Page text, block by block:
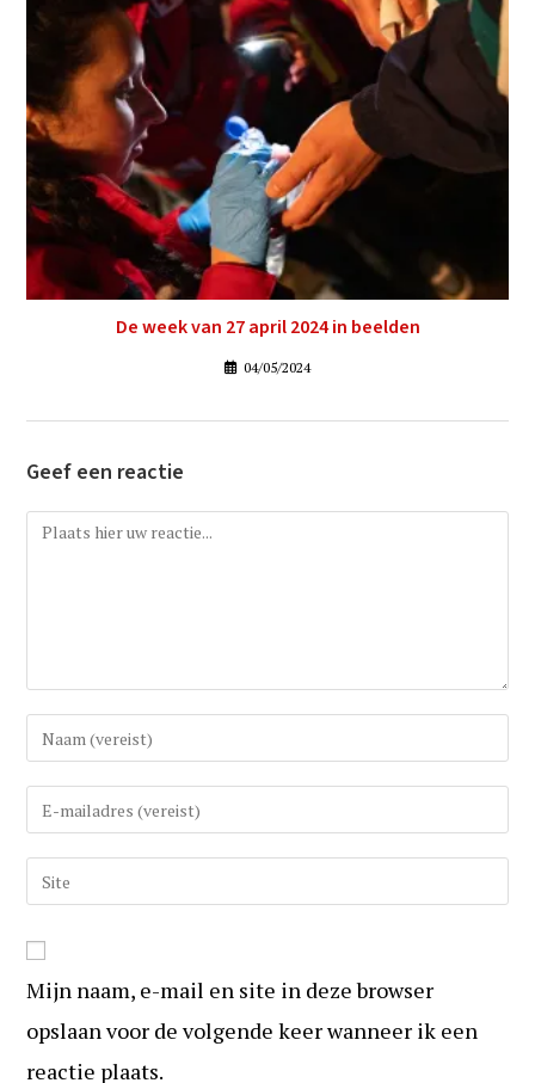
De week van 27 april 2024 in beelden
04/05/2024
Geef een reactie
Reactie
Vul
uw
(gebruikers)naam
om
Vul
uw
e-
mail
om
te
reageren
Vul
uw
URL
in
(optioneel)
Mijn naam, e-mail en site in deze browser
opslaan voor de volgende keer wanneer ik een
reactie plaats.